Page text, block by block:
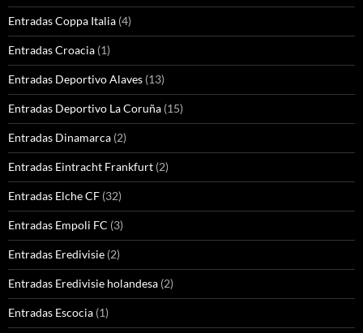
Entradas Coppa Italia (4)
Entradas Croacia (1)
Entradas Deportivo Alaves (13)
Entradas Deportivo La Coruña (15)
Entradas Dinamarca (2)
Entradas Eintracht Frankfurt (2)
Entradas Elche CF (32)
Entradas Empoli FC (3)
Entradas Eredivisie (2)
Entradas Eredivisie holandesa (2)
Entradas Escocia (1)